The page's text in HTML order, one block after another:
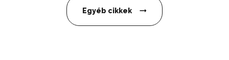
Egyéb cikkek